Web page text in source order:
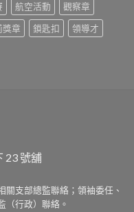
航空活動
觀察章
獎章 鎖匙扣
領導才
23 號舖
支部總監聯絡；領袖委任、
（行政）聯絡。